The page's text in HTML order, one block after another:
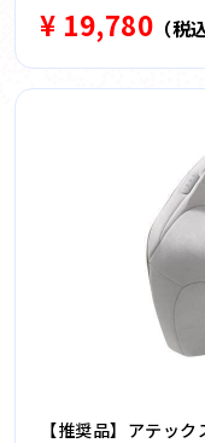
¥ 19,780 （税
【推奨品】アテッ